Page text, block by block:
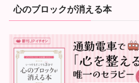
心のブロックが消える本